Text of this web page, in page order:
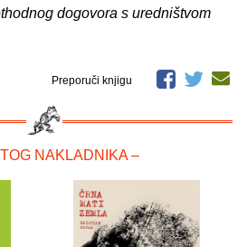
dogovora s uredništvom
Preporuči knjigu
NAKLADNIKA –